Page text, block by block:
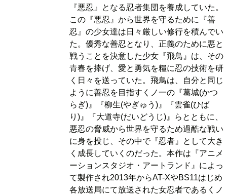
『悪忍』となる忍者集団を養成していた。
この『悪忍』から世界を守るために『善
忍』の少女達は日々厳しい修行を積んでい
た。優秀な善忍となり、正義のために悪と
戦うことを決意した少女『飛鳥』は、その
青春を捧げ、愛と勇気を糧に忍の技術を研
く日々を送っていた。飛鳥は、自分と同じ
ように善忍を目指すくノ一の『葛城(かつ
らぎ)』『柳生(やぎゅう)』『雲雀(ひば
り)』『大道寺(だいどうじ)』らとともに、
悪忍の脅威から世界を守るため過酷な戦い
に身を投じ、その中で『忍者』として大き
く成長していくのだった。本作は『アニメ
ーションスタジオ・アートランド』によっ
て製作され2013年からAT-XやBS11はじめ
各放送局にて放送された女忍者であるくノ